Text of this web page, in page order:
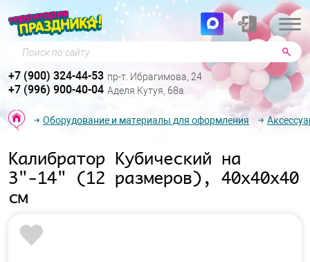
Поиск по сайту
+7 (900) 324-44-53 пр-т. Ибрагимова, 24
+7 (996) 900-40-04 Аделя Кутуя, 68а
Оборудование и материалы для оформления
Калибратор Кубический на
3"-14" (12 размеров), 40х40х40
см